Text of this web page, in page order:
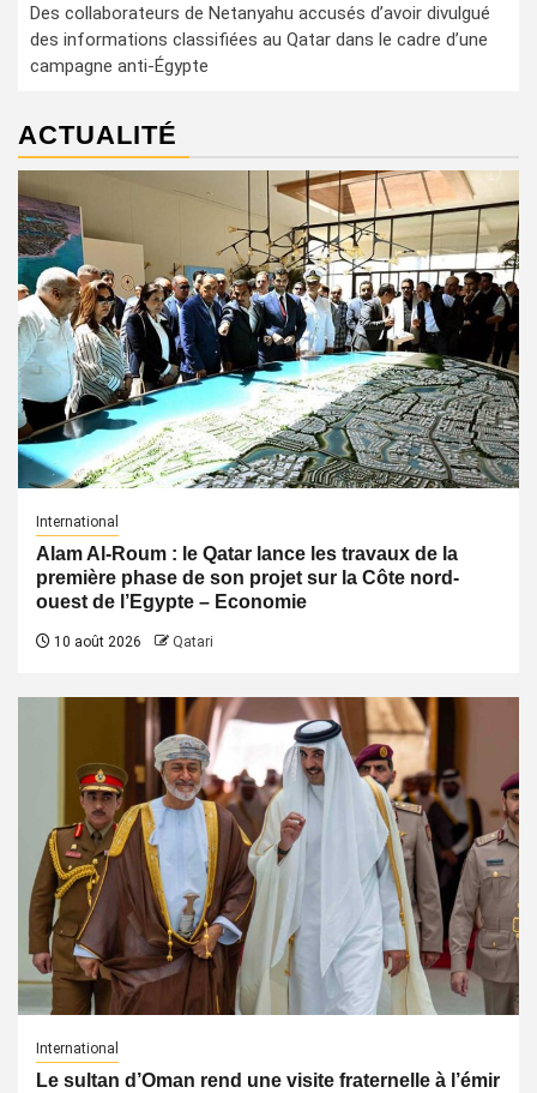
Des collaborateurs de Netanyahu accusés d’avoir divulgué
des informations classifiées au Qatar dans le cadre d’une
campagne anti-Égypte
ACTUALITÉ
International
Alam Al-Roum : le Qatar lance les travaux de la
première phase de son projet sur la Côte nord-
ouest de l’Egypte – Economie
10 août 2026 Qatari
International
Le sultan d’Oman rend une visite fraternelle à l’émir